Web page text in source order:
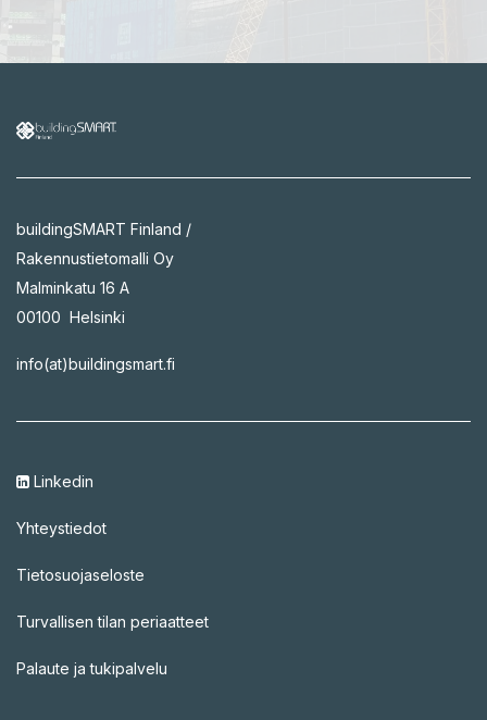
buildingSMART Finland /
Rakennustietomalli Oy
Malminkatu 16 A
00100 Helsinki
info(at)buildingsmart.fi
Linkedin
Yhteystiedot
Tietosuojaseloste
Turvallisen tilan periaatteet
Palaute ja tukipalvelu